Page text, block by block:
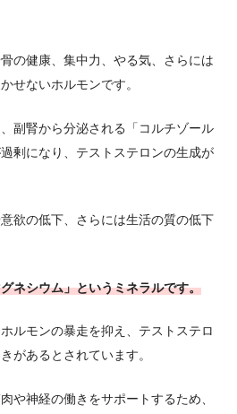
の健康、集中力、やる気、さらには
せないホルモンです。
副腎から分泌される「コルチゾール
剰になり、テストステロンの生成が
欲の低下、さらには生活の質の低下
ネシウム」というミネラルです。
ルモンの暴走を抑え、テストステロ
があるとされています。
や神経の働きをサポートするため、